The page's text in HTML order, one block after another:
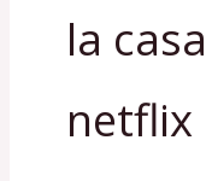
la
netflix